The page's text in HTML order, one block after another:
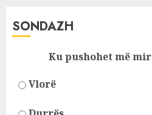
SONDAZH
Ku pushohet më
Vlorë